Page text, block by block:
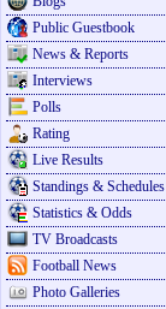
Public Guestbook
News & Reports
Interviews
Polls
Rating
Live Results
Standings & Schedules
Statistics & Odds
TV Broadcasts
Football News
Photo Galleries